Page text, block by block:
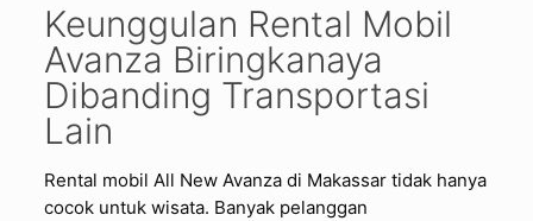
Keunggulan Rental Mobil
Avanza Biringkanaya
Dibanding Transportasi
Lain
Rental mobil All New Avanza di Makassar tidak hanya
cocok untuk wisata. Banyak pelanggan